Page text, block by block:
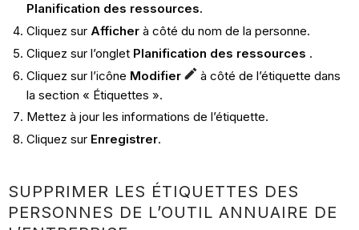
Planification des ressources.
Cliquez sur Afficherà côté du nom de la personne.
Cliquez sur l’onglet Planification des ressources .
Cliquez sur l’icône Modifier
à côté de l’étiquette dans
la section « Étiquettes ».
Mettez à jour les informations de l’étiquette.
Cliquez sur Enregistrer.
SUPPRIMER LES ÉTIQUETTES DES
PERSONNES DE L’OUTIL ANNUAIRE DE